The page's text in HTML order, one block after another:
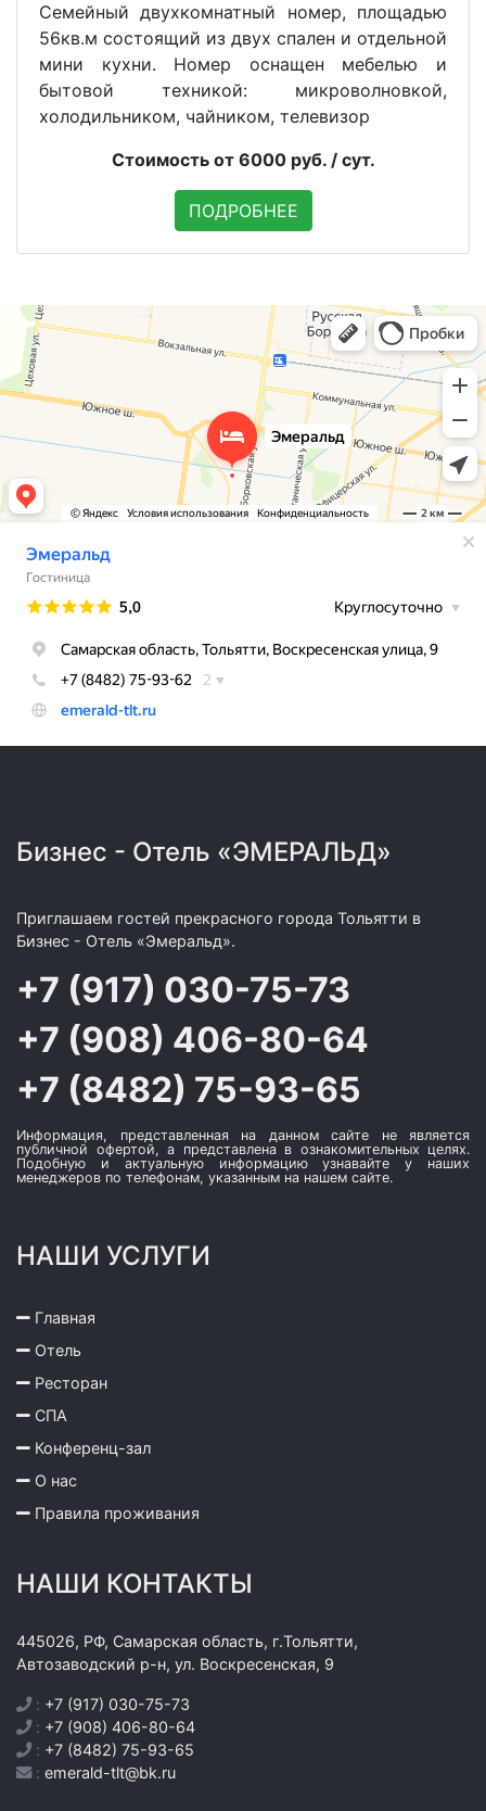
Семейный двухкомнатный номер, площадью
56кв.м состоящий из двух спален и отдельной
мини кухни. Номер оснащен мебелью и
бытовой техникой: микроволновкой,
холодильником, чайником, телевизор
Стоимость от 6000 руб. / сут.
ПОДРОБНЕЕ
Бизнес - Отель «ЭМЕРАЛЬД»
Приглашаем гостей прекрасного города Тольятти в
Бизнес - Отель «Эмеральд».
+7 (917) 030-75-73
+7 (908) 406-80-64
+7 (8482) 75-93-65
Информация, представленная на данном сайте не является
публичной офертой, а представлена в ознакомительных целях.
Подобную и актуальную информацию узнавайте у наших
менеджеров по телефонам, указанным на нашем сайте.
НАШИ УСЛУГИ
Главная
Отель
Ресторан
СПА
Конференц-зал
О нас
Правила проживания
НАШИ КОНТАКТЫ
445026, РФ, Самарская область, г.Тольятти,
Автозаводский р-н, ул. Воскресенская, 9
: +7 (917) 030-75-73
: +7 (908) 406-80-64
: +7 (8482) 75-93-65
: emerald-tlt@bk.ru